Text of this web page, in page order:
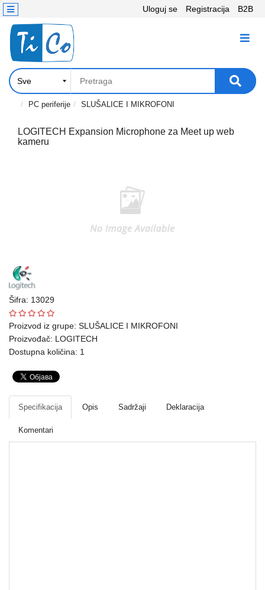
Uloguj se Registracija B2B
KATEGORIJE
Računari,
Komponente
Laptop
tablet
Ploteri
Bela
tehnika
Telefoni
oprema
Mrežna
oprema
Kontakt
PC periferije SLUŠALICE I MIKROFONI
LOGITECH Expansion Microphone za Meet up web
kameru
Šifra: 13029
Proizvod iz grupe: SLUŠALICE I MIKROFONI
Proizvođač: LOGITECH
Dostupna količina: 1
Specifikacija Opis Sadržaji Deklaracija
Komentari